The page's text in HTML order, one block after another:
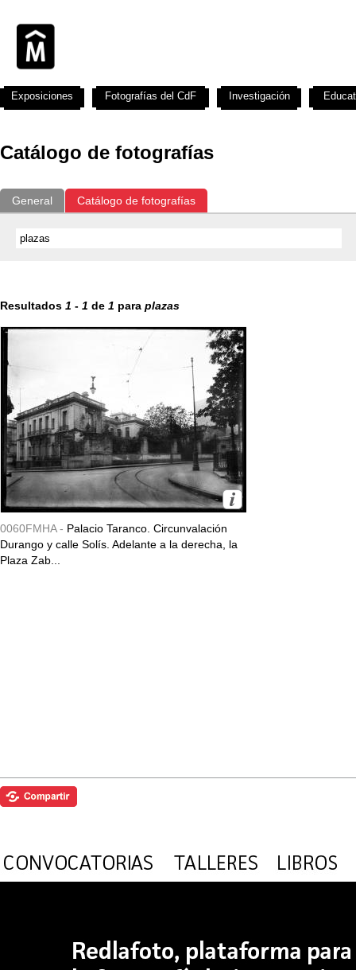
Catálogo de fotografías
General Catálogo de fotografías
Resultados 1 - 1 de 1 para plazas
0060FMHA - Palacio Taranco. Circunvalación
Durango y calle Solís. Adelante a la derecha, la
Plaza Zab...
Exposiciones Fotografías del CdF Investigación